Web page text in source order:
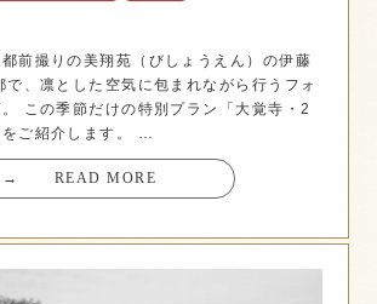
都前撮りの美翔苑（びしょうえん）の伊藤
で、凛とした空気に包まれながら行うフォ
。 この季節だけの特別プラン「大覚寺・2
ご紹介します。 …
→ READ MORE